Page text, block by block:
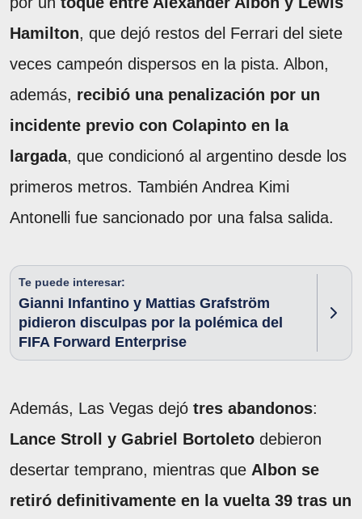
Hamilton, que dejó restos del Ferrari del siete
veces campeón dispersos en la pista. Albon,
además, recibió una penalización por un
incidente previo con Colapinto en la
largada, que condicionó al argentino desde los
primeros metros. También Andrea Kimi
Antonelli fue sancionado por una falsa salida.
Te puede interesar:
Gianni Infantino y Mattias Grafström
pidieron disculpas por la polémica del
FIFA Forward Enterprise
Además, Las Vegas dejó tres abandonos:
Lance Stroll y Gabriel Bortoleto debieron
desertar temprano, mientras que Albon se
retiró definitivamente en la vuelta 39 tras un